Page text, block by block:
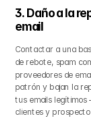
3. Daño a la
email
Contactar a una
de rebote, spam
proveedores de
patrón y bajan la
tus emails legítimos
clientes y